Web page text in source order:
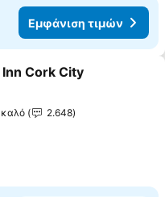
Εμφάνιση τιμών
στα αγαπημένα
Cork City
τιμών 2.648